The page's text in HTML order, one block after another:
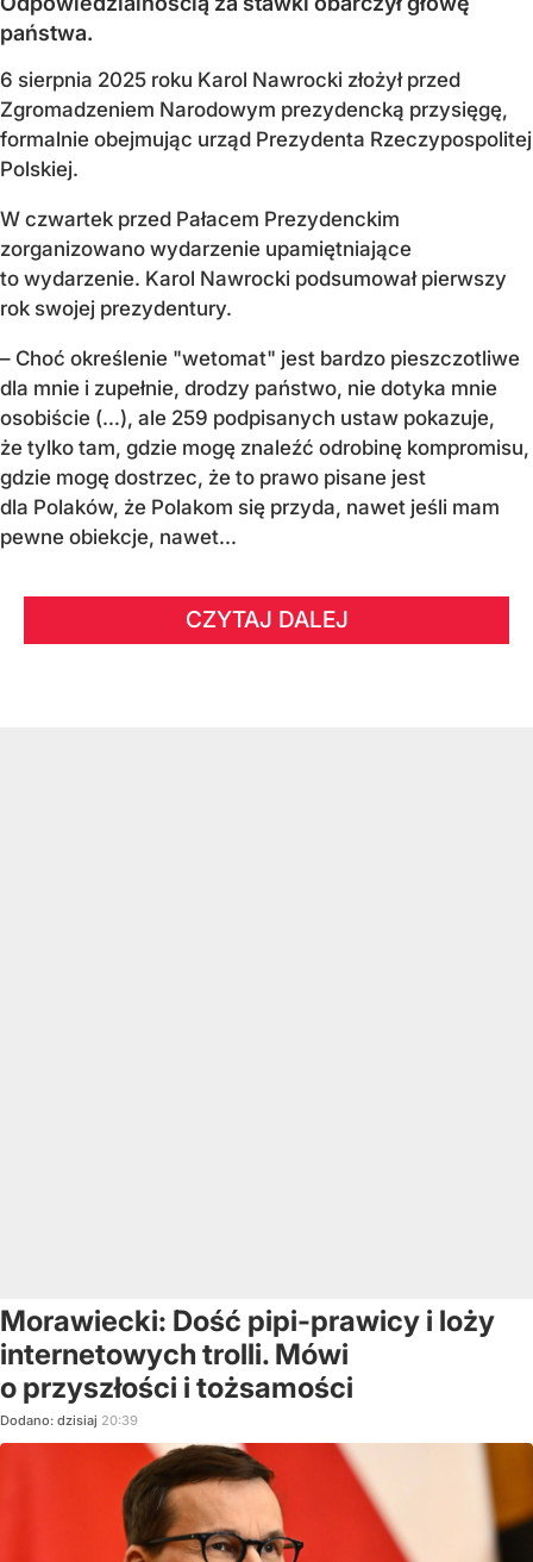
państwa.
6 sierpnia 2025 roku Karol Nawrocki złożył przed
Zgromadzeniem Narodowym prezydencką przysięgę,
formalnie obejmując urząd Prezydenta Rzeczypospolitej
Polskiej.
W czwartek przed Pałacem Prezydenckim
zorganizowano wydarzenie upamiętniające
to wydarzenie. Karol Nawrocki podsumował pierwszy
rok swojej prezydentury.
– Choć określenie "wetomat" jest bardzo pieszczotliwe
dla mnie i zupełnie, drodzy państwo, nie dotyka mnie
osobiście (…), ale 259 podpisanych ustaw pokazuje,
że tylko tam, gdzie mogę znaleźć odrobinę kompromisu,
gdzie mogę dostrzec, że to prawo pisane jest
dla Polaków, że Polakom się przyda, nawet jeśli mam
pewne obiekcje, nawet...
CZYTAJ DALEJ
Morawiecki: Dość pipi-prawicy i loży
internetowych trolli. Mówi
o przyszłości i tożsamości
Dodano: dzisiaj 20:39